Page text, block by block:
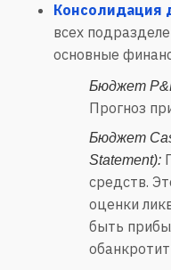
Консолидация
всех
основные
Бюджет
Прогноз
Бюджет
Statement):
средств.
оценки
быть